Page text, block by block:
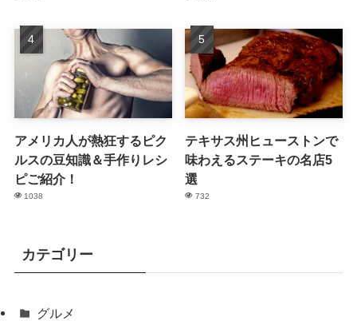
アメリカ人が熱狂するピク
ルスの豆知識＆手作りレシ
ピご紹介！
1038
テキサス州ヒューストンで
味わえるステーキの名店5
選
732
カテゴリー
グルメ